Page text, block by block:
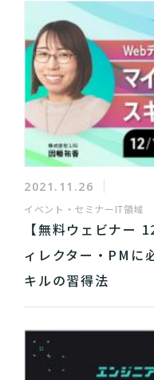
2021.11.26
イベント・セミナーIT領域
【無料ウェビナー
ィレクター・PMに
キルの習得法